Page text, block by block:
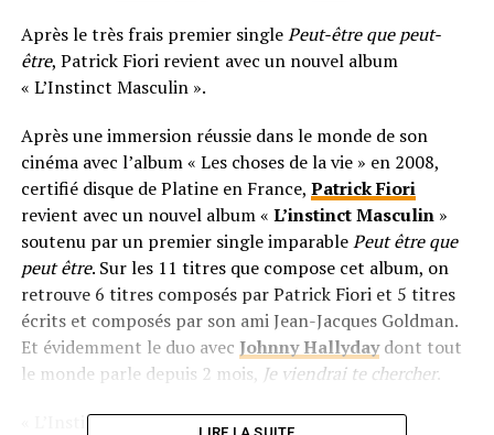
Après le très frais premier singlePeut-être que peut-
être, Patrick Fiori revient avec un nouvel album
« L’Instinct Masculin ».
Après une immersion réussie dans le monde de son
cinéma avec l’album « Les choses de la vie » en 2008,
certifié disque de Platine en France, Patrick Fiori
revient avec un nouvel album « L’instinct Masculin»
soutenu par un premier single imparablePeut être que
peut être. Sur les 11 titres que compose cet album, on
retrouve 6 titres composés par Patrick Fiori et 5 titres
écrits et composés par son ami Jean-Jacques Goldman.
Et évidemment le duo avec Johnny Hallydaydont tout
le monde parle depuis 2 mois, Je viendrai te chercher.
« L’Instinct Masculin » est donc un album très